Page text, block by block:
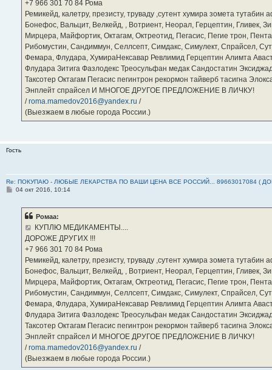
‪+7 966 301 70 84‬ Рома
Ремикейд, калетру, презисту, труваду ,сутент хумира зомета
Бонефос, Вальцит, Велкейд, , Вотриент, Неорал, Герцептин, Гливек,
Мирцера, Майфортик, Октагам, Октреотид, Пегасис, Пегие трон,
Рибомустин, Сандиммун, Селлсепт, Симдакс, Симулект, Спрайсел,
Фемара, Флудара, ХумираНексавар Ревлимид Герцептин Алимта
Флудара Зитига Фазлодекс Треосульфан медак Сандостатин
Таксотер Октагам Пегасис пегинтрон рекормон тайверб тасигна
Энплейт спрайсел И МНОГОЕ ДРУГОЕ ПРЕДЛОЖЕНИЕ В ЛИЧКУ!
/roma.mamedov2016@yandex.ru /
(Выезжаем в любые города России.)
Гость
Re: ПОКУПАЮ - ЛЮБЫЕ ЛЕКАРСТВА ПО ВАШИ ЦЕНА ВСЕ РОССИЙ... 89663017084 (
С04 окт 2016, 10:14
Ромаа:
КУПЛЮ МЕДИКАМЕНТЫ....
ДОРОЖЕ ДРУГИХ !!!
‪+7 966 301 70 84‬ Рома
Ремикейд, калетру, презисту, труваду ,сутент хумира зомета
Бонефос, Вальцит, Велкейд, , Вотриент, Неорал, Герцептин, Гливек,
Мирцера, Майфортик, Октагам, Октреотид, Пегасис, Пегие трон,
Рибомустин, Сандиммун, Селлсепт, Симдакс, Симулект, Спрайсел,
Фемара, Флудара, ХумираНексавар Ревлимид Герцептин Алимта
Флудара Зитига Фазлодекс Треосульфан медак Сандостатин
Таксотер Октагам Пегасис пегинтрон рекормон тайверб тасигна
Энплейт спрайсел И МНОГОЕ ДРУГОЕ ПРЕДЛОЖЕНИЕ В ЛИЧКУ!
/roma.mamedov2016@yandex.ru /
(Выезжаем в любые города России.)